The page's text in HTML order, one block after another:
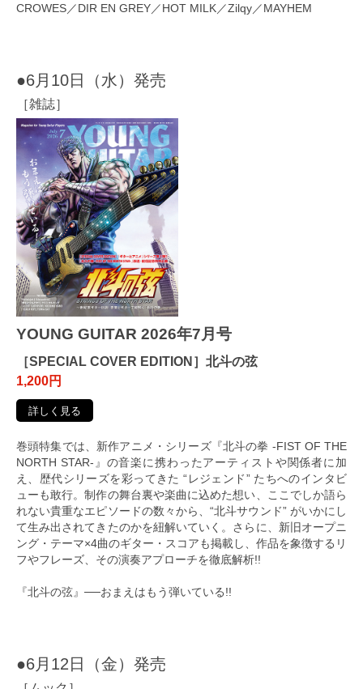
CROWES／DIR EN GREY／HOT MILK／Zilqy／MAYHEM
●6月10日（水）発売
［雑誌］
YOUNG GUITAR 2026年7月号
［SPECIAL COVER EDITION］北斗の弦
1,200円
詳しく見る
巻頭特集では、新作アニメ・シリーズ『北斗の拳 -FIST OF THE
NORTH STAR-』の音楽に携わったアーティストや関係者に加
え、歴代シリーズを彩ってきた “レジェンド” たちへのインタビ
ューも敢行。制作の舞台裏や楽曲に込めた想い、ここでしか語ら
れない貴重なエピソードの数々から、“北斗サウンド” がいかにし
て生み出されてきたのかを紐解いていく。さらに、新旧オープニ
ング・テーマ×4曲のギター・スコアも掲載し、作品を象徴するリ
フやフレーズ、その演奏アプローチを徹底解析!!
『北斗の弦』──おまえはもう弾いている!!
●6月12日（金）発売